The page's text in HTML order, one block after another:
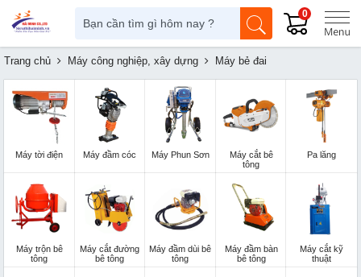
0
Trang chủ Máy công nghiệp, xây dựng Máy bẻ đai
Máy tời điện Máy đầm cóc Máy Phun Sơn
Máy cắt bê
tông
Pa lăng
Máy trộn bê
tông
Máy cắt đường
bê tông
Máy đầm dùi bê
tông
Máy đầm bàn
bê tông
Máy cắt kỹ
thuật